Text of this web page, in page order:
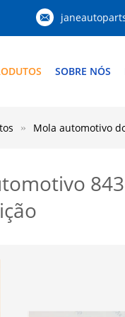
SOBRE NÓS
Mola automotivo